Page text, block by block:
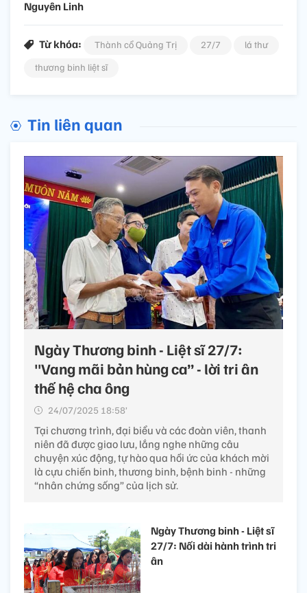
Nguyên Linh
Từ khóa: Thành cổ Quảng Trị 27/7
lá thư
thương binh liệt sĩ
Tin liên quan
Ngày Thương binh - Liệt sĩ 27/7:
"Vang mãi bản hùng ca” - lời tri ân
thế hệ cha ông
24/07/2025 18:58’
Tại chương trình, đại biểu và các đoàn viên, thanh
niên đã được giao lưu, lắng nghe những câu
chuyện xúc động, tự hào qua hồi ức của khách mời
là cựu chiến binh, thương binh, bệnh binh - những
“nhân chứng sống” của lịch sử.
Ngày Thương binh - Liệt sĩ
27/7: Nối dài hành trình tri
ân